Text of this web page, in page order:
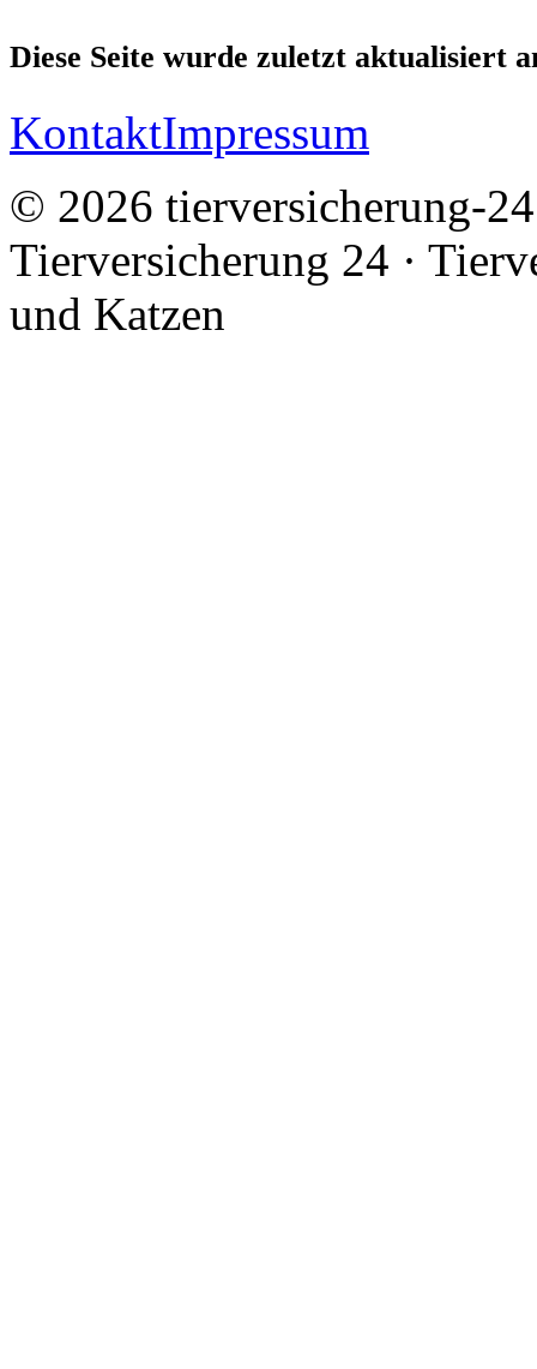
Diese Seite wurde zuletzt aktualisiert
KontaktImpressum
© 2026 tierversicherung-
Tierversicherung 24 ·
und Katzen